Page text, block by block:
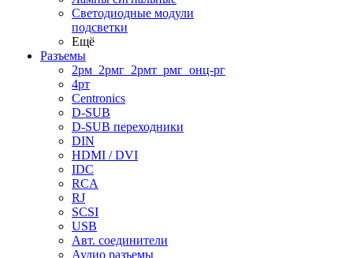
Светодиодные модули
подсветки
Ещё
Разъемы
2рм_2рмг_2рмт_рмг_онц-рг
4рт
Centronics
D-SUB
D-SUB переходники
DIN
HDMI / DVI
IDC
RCA
RJ
SCSI
USB
Авт. соединители
Аудио разъемы